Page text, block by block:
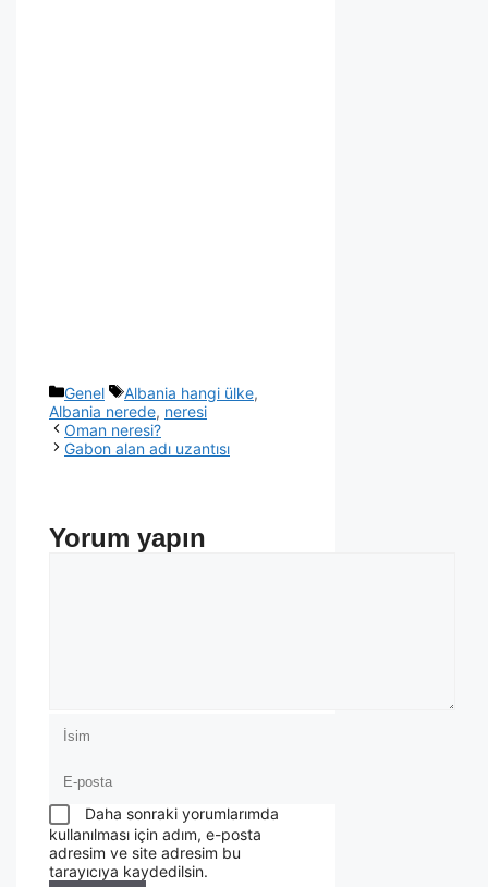
Genel Albania hangi ülke,
Albania nerede, neresi
Oman neresi?
Gabon alan adı uzantısı
Yorum yapın
Daha sonraki yorumlarımda
kullanılması için adım, e-posta
adresim ve site adresim bu
tarayıcıya kaydedilsin.